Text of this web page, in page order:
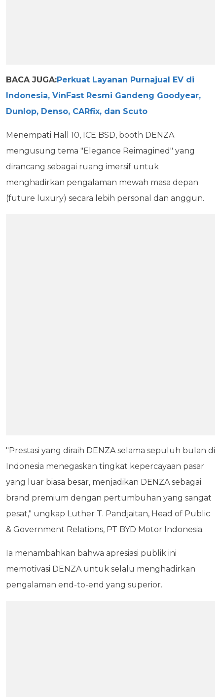
BACA JUGA:Perkuat Layanan Purnajual EV di
Indonesia, VinFast Resmi Gandeng Goodyear,
Dunlop, Denso, CARfix, dan Scuto
Menempati Hall 10, ICE BSD, booth DENZA
mengusung tema "Elegance Reimagined" yang
dirancang sebagai ruang imersif untuk
menghadirkan pengalaman mewah masa depan
(future luxury) secara lebih personal dan anggun.
"Prestasi yang diraih DENZA selama sepuluh bulan di
Indonesia menegaskan tingkat kepercayaan pasar
yang luar biasa besar, menjadikan DENZA sebagai
brand premium dengan pertumbuhan yang sangat
pesat," ungkap Luther T. Pandjaitan, Head of Public
& Government Relations, PT BYD Motor Indonesia.
Ia menambahkan bahwa apresiasi publik ini
memotivasi DENZA untuk selalu menghadirkan
pengalaman end-to-end yang superior.